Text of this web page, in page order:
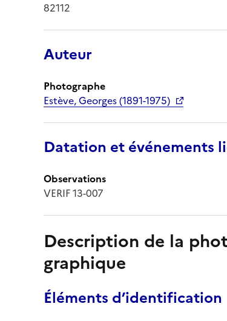
82112
Auteur
Photographe
Estève, Georges (1891-1975)
Datation et événements
Observations
VERIF 13-007
Description de la
graphique
Éléments d’identification